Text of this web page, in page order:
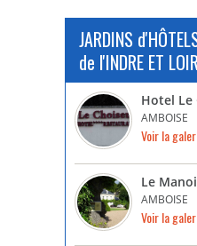
JARDINS
de l'INDRE ET
Hotel Le
AMBOISE
Voir la
Le
AMBOISE
Voir la